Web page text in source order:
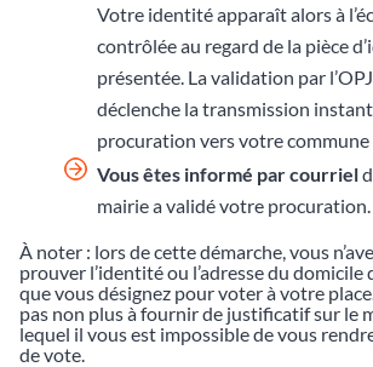
Votre identité apparaît alors à
contrôlée au regard de la pièce
présentée. La validation par l’OPJ
déclenche la transmission
procuration vers votre commune
Vous êtes informé par courriel
mairie a validé votre procuration.
À noter : lors de cette démarche, vous
prouver l’identité ou l’adresse du domicile
que vous désignez pour voter à votre place.
pas non plus à fournir de justificatif sur le
lequel il vous est impossible de vous
de vote.